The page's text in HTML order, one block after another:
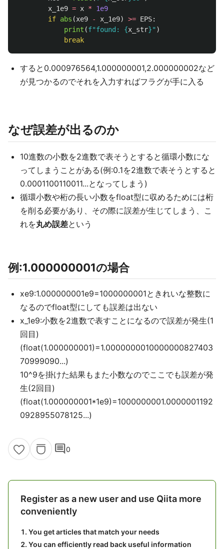
x_1e9 = x *
1e9
if abs (xe9 - x_1e9) >= EPS:
print (f"found: {x_str}" )
break
すると0.000976564,1.000000001,2.000000002など
が見つかるのでそれを入力すればフラグが手に入る
なぜ誤差が出るのか
10進数の小数を2進数で表そうとすると循環小数にな
ってしまうことがある(例:0.1を2進数で表そうとすると
0.0001100110011...となってしまう)
循環小数や桁の長い小数をfloat型に収めるためには桁
を削る必要があり、その際に誤差が生じてしまう、こ
れを丸め誤差という
例:1.000000001の場合
xe9:1.000000001e9=1000000001ときれいな整数に
なるのでfloat型にしても誤差は出ない
x_1e9:小数を2進数で表すことになるので誤差が発生(1
回目)
(float(1.000000001)=1.0000000010000000827403
70999090...)
10^9を掛けた結果もまた小数なのでここでも誤差が発
生(2回目)
(float(1.000000001*1e9)=1000000001.0000001192
0928955078125...)
comment0
Register as a new user and use Qiita more
conveniently
You get articles that match your needs
You can efficiently read back useful information